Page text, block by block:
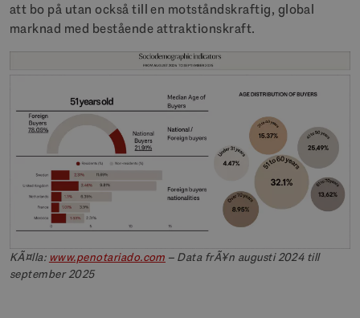
att bo på utan också till en motståndskraftig, global
marknad med bestående attraktionskraft.
KÃ¤lla: www.penotariado.com – Data frÃ¥n augusti 2024 till
september 2025